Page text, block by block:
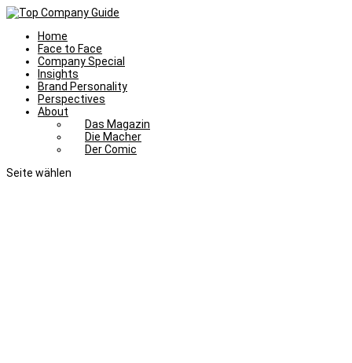
Home
Face to Face
Company Special
Insights
Brand Personality
Perspectives
About
Das Magazin
Die Macher
Der Comic
Seite wählen